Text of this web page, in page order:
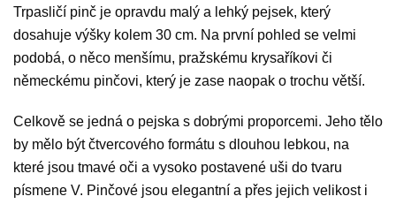
Trpasličí pinč je opravdu malý a lehký pejsek, který
dosahuje výšky kolem 30 cm. Na první pohled se velmi
podobá, o něco menšímu, pražskému krysaříkovi či
německému pinčovi, který je zase naopak o trochu větší.
Celkově se jedná o pejska s dobrými proporcemi. Jeho tělo
by mělo být čtvercového formátu s dlouhou lebkou, na
které jsou tmavé oči a vysoko postavené uši do tvaru
písmene V. Pinčové jsou elegantní a přes jejich velikost i